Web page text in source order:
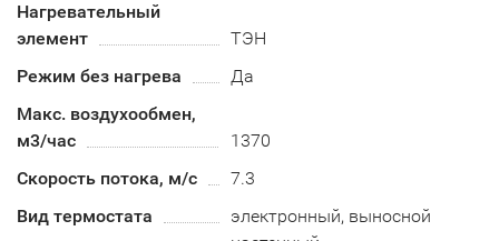
Нагревательный
элемент
ТЭН
Режим без нагрева
Да
Макс. воздухообмен,
м3/час
1370
Скорость потока, м/с
7.3
Вид термостата
электронный, выносной